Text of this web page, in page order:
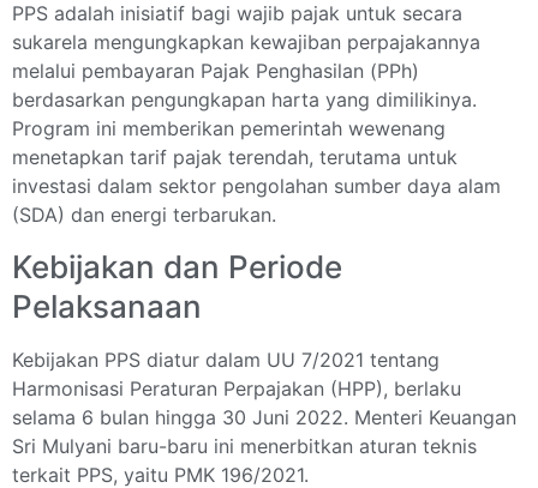
PPS adalah inisiatif bagi wajib pajak untuk secara
sukarela mengungkapkan kewajiban perpajakannya
melalui pembayaran Pajak Penghasilan (PPh)
berdasarkan pengungkapan harta yang dimilikinya.
Program ini memberikan pemerintah wewenang
menetapkan tarif pajak terendah, terutama untuk
investasi dalam sektor pengolahan sumber daya alam
(SDA) dan energi terbarukan.
Kebijakan dan Periode
Pelaksanaan
Kebijakan PPS diatur dalam UU 7/2021 tentang
Harmonisasi Peraturan Perpajakan (HPP), berlaku
selama 6 bulan hingga 30 Juni 2022. Menteri Keuangan
Sri Mulyani baru-baru ini menerbitkan aturan teknis
terkait PPS, yaitu PMK 196/2021.